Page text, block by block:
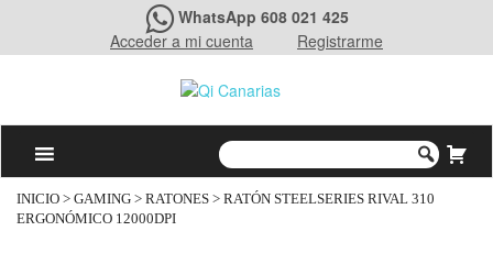
WhatsApp 608 021 425
Acceder a mi cuenta
Registrarme
INICIO > GAMING > RATONES > RATÓN STEELSERIES RIVAL 310
ERGONÓMICO 12000DPI